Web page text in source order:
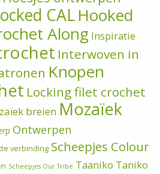
CALHooked
Along Inspiratie
Interwoven in
Knopen
Locking filet crochet
breien Mozaïek
Ontwerpen
verbinding Scheepjes Colour
Scheepjes Our Tribe Taaniko Taniko